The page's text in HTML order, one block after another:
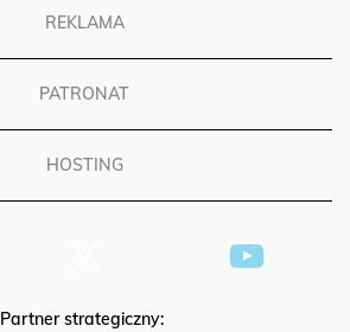
REKLAMA
PATRONAT
HOSTING
Partner strategiczny: